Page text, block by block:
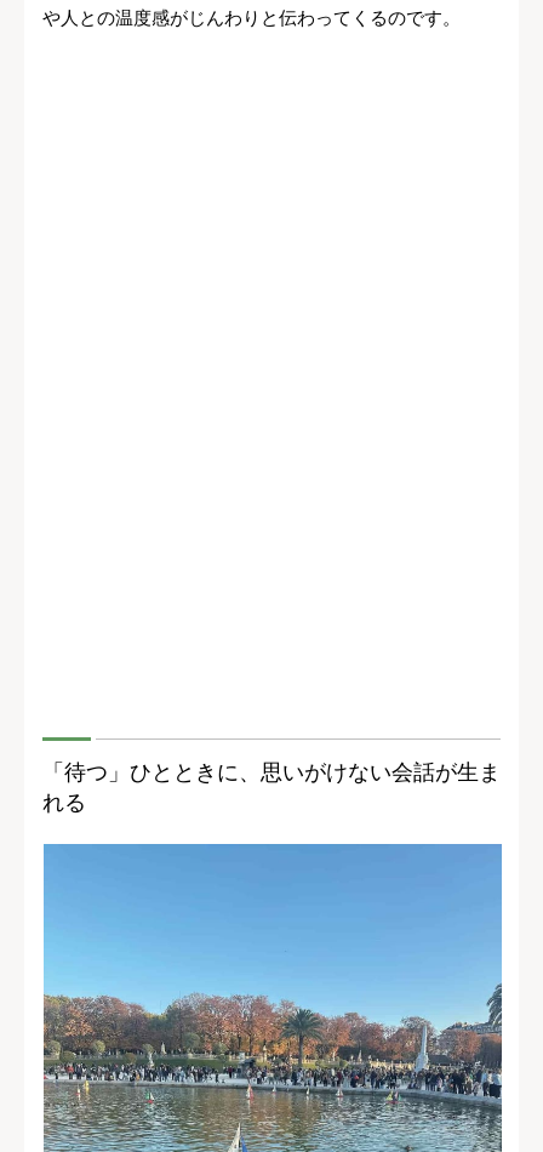
や人との温度感がじんわりと伝わってくるのです。
「待つ」ひとときに、思いがけない会話が生ま
れる